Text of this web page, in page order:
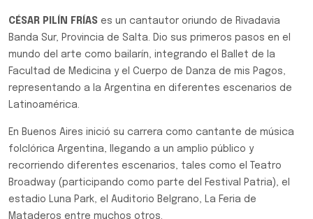
CÉSAR PILÍN FRÍAS es un cantautor oriundo de Rivadavia
Banda Sur, Provincia de Salta. Dio sus primeros pasos en el
mundo del arte como bailarín, integrando el Ballet de la
Facultad de Medicina y el Cuerpo de Danza de mis Pagos,
representando a la Argentina en diferentes escenarios de
Latinoamérica.
En Buenos Aires inició su carrera como cantante de música
folclórica Argentina, llegando a un amplio público y
recorriendo diferentes escenarios, tales como el Teatro
Broadway (participando como parte del Festival Patria), el
estadio Luna Park, el Auditorio Belgrano, La Feria de
Mataderos entre muchos otros.